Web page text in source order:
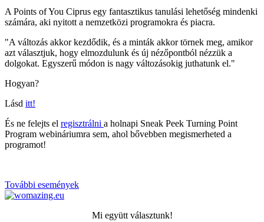
A Points of You Ciprus egy fantasztikus tanulási lehetőség mindenki
számára, aki nyitott a nemzetközi programokra és piacra.
"A változás akkor kezdődik, és a minták akkor törnek meg, amikor
azt választjuk, hogy elmozdulunk és új nézőpontból nézzük a
dolgokat. Egyszerű módon is nagy változásokig juthatunk el."
Hogyan?
Lásd itt!
És ne felejts el regisztrálni a holnapi Sneak Peek Turning Point
Program webináriumra sem, ahol bővebben megismerheted a
programot!
További események
Mi együtt választunk!